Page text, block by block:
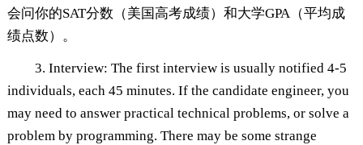
会问你的SAT分数（美国高考成绩）和大学GPA（平均成
绩点数）。
3. Interview: The first interview is usually notified 4-5
individuals, each 45 minutes. If the candidate engineer, you
may need to answer practical technical problems, or solve a
problem by programming. There may be some strange